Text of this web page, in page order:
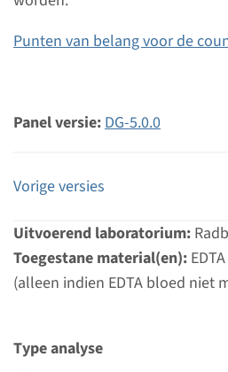
Punten van belang voor de
Panel versie:DG-5.0.0
Vorige versies
Uitvoerend laboratorium:
Toegestane material(en):
(alleen indien EDTA bloed niet
Type analyse